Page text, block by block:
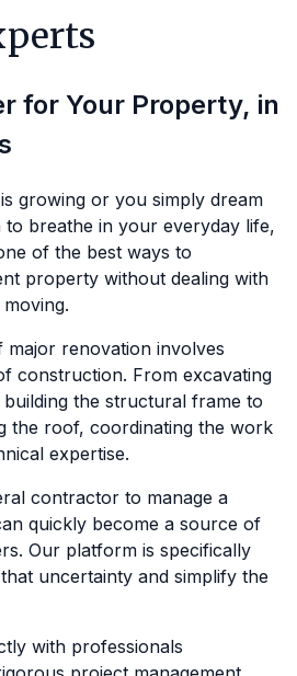
for Your Property, in
growing or you simply dream
breathe in your everyday life,
of the best ways to
property without dealing with
renovation involves
construction. From excavating
the structural frame to
the roof, coordinating the work
expertise.
contractor to manage a
quickly become a source of
Our platform is specifically
uncertainty and simplify the
with professionals